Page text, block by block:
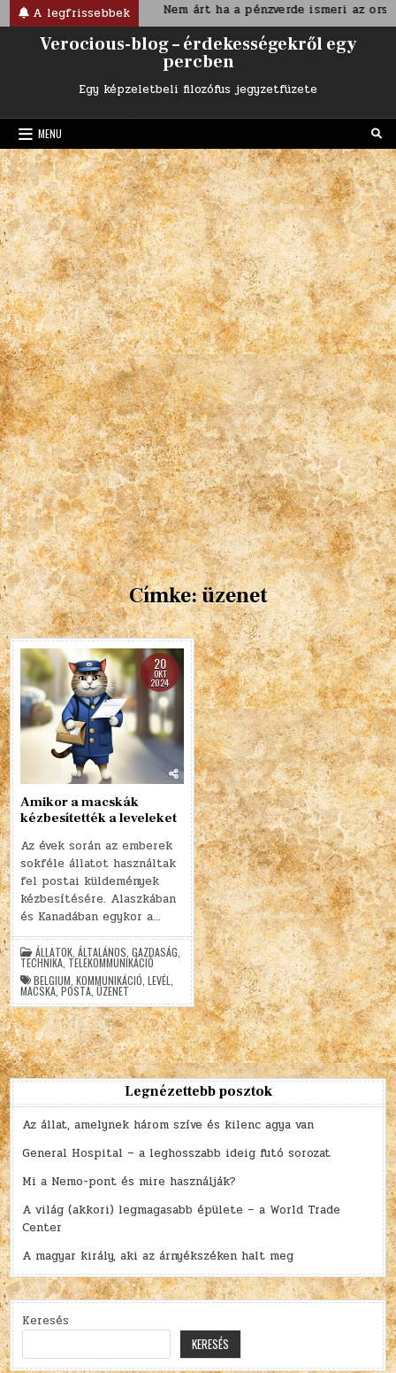
Skip
to
content
A legfrissebbek
korban Nem árt ha a pénzverde ismeri az ország
Verocious-blog – érdekességekről egy
percben
Egy képzeletbeli filozófus jegyzetfüzete
MENU
Címke:üzenet
20
OKT
2024
Amikor a macskák
kézbesítették a leveleket
Az évek során az emberek
sokféle állatot használtak
fel postai küldemények
kézbesítésére. Alaszkában
és Kanadában egykor a…
ÁLLATOK ,ÁLTALÁNOS ,GAZDASÁG
TECHNIKA TELEKOMMUNIKÁCIÓ
BELGIUM ,KOMMUNIKÁCIÓ ,LEVÉL
MACSKA ,POSTA ,ÜZENET
Legnézettebb posztok
Az állat, amelynek három szíve és kilenc agya van
General Hospital – a leghosszabb ideig futó sorozat
Mi a Nemo-pont és mire használják?
A világ (akkori) legmagasabb épülete – a World Trade
Center
A magyar király, aki az árnyékszéken halt meg
Keresés
KERESÉS